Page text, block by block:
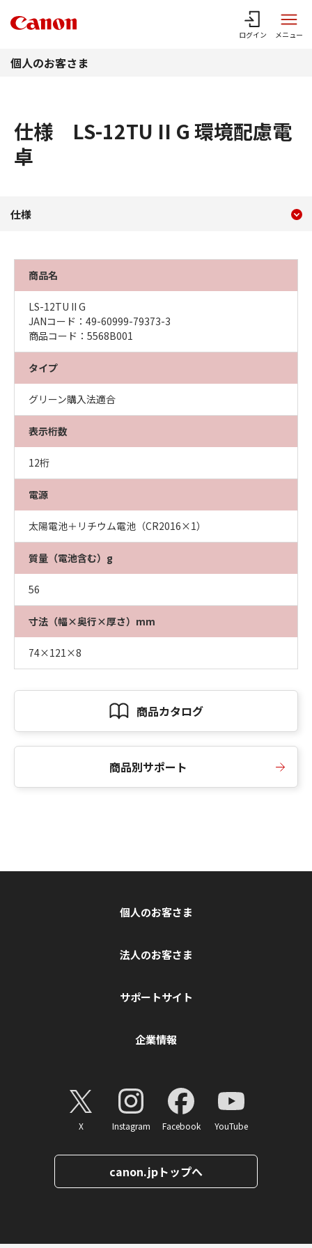
ログイン メニュー
個人のお客さま
仕様 LS-12TU II G 環境配慮電
卓
仕様 LS-12TUⅡG 環境配
仕様
商品名
LS-12TU II G
JANコード：49-60999-79373-3
商品コード：5568B001
タイプ
グリーン購入法適合
表示桁数
12桁
電源
太陽電池＋リチウム電池（CR2016×1）
質量（電池含む）g
56
寸法（幅×奥行×厚さ）mm
74×121×8
商品カタログ
商品別サポート
個人のお客さま
法人のお客さま
サポートサイト
企業情報
X Instagram Facebook YouTube
canon.jpトップへ